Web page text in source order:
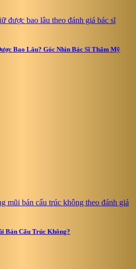
Bao Lâu? Góc Nhìn Bác Sĩ Thẩm Mỹ
Bán Cấu Trúc Không?